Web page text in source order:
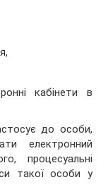
кабінети в
до особи,
електронний
процесуальні
такої особи у